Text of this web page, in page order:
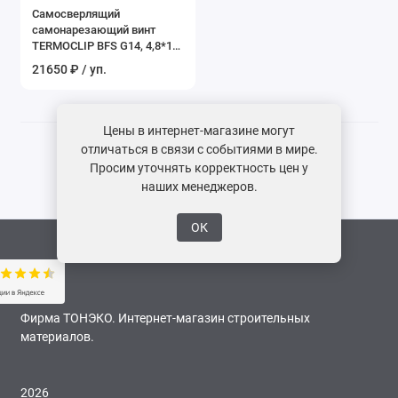
Показать все
Самосверлящий
самонарезающий винт
TERMOCLIP BFS G14, 4,8*19
21650 ₽ / уп.
Фирма ТОНЭКО. Интернет-магазин строительных
материалов.
2026
Цены в интернет-магазине могут
отличаться в связи с событиями в мире.
Просим уточнять корректность цен у
наших менеджеров.
ОК